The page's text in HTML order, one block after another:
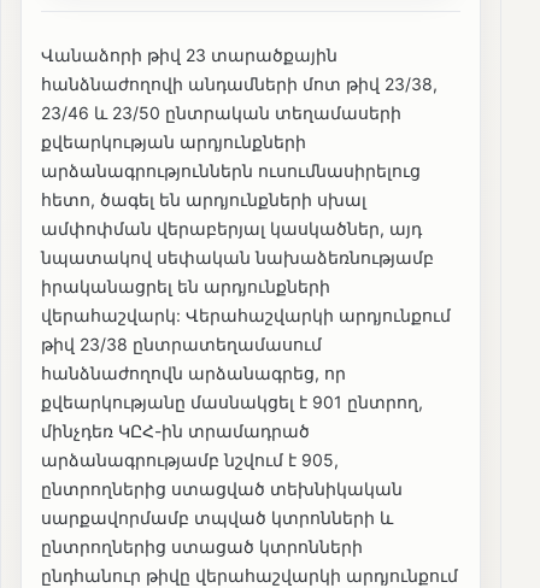
Վանաձորի թիվ 23 տարածքային
հանձնաժողովի անդամների մոտ թիվ 23/38,
23/46 և 23/50 ընտրական տեղամասերի
քվեարկության արդյունքների
արձանագրություններն ուսումնասիրելուց
հետո, ծագել են արդյունքների սխալ
ամփոփման վերաբերյալ կասկածներ, այդ
նպատակով սեփական նախաձեռնությամբ
իրականացրել են արդյունքների
վերահաշվարկ: Վերահաշվարկի արդյունքում
թիվ 23/38 ընտրատեղամասում
հանձնաժողովն արձանագրեց, որ
քվեարկությանը մասնակցել է 901 ընտրող,
մինչդեռ ԿԸՀ-ին տրամադրած
արձանագրությամբ նշվում է 905,
ընտրողներից ստացված տեխնիկական
սարքավորմամբ տպված կտրոնների և
ընտրողներից ստացած կտրոնների
ընդհանուր թիվը վերահաշվարկի արդյունքում